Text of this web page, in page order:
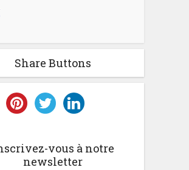
Share Buttons
vous à notre
newsletter